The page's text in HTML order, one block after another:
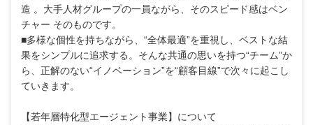
造 。大手人材グループの一員ながら、そのスピード感はベン
チャー そのものです。
■多様な個性を持ちながら、“全体最適”を重視し、ベストな結
果をシンプルに追求する。そんな共通の思いを持つ“チーム”か
ら、正解のない“イノベーション”を“顧客目線”で次々に起こし
ていきます。
【若年層特化型エージェント事業】について